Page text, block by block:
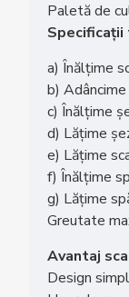
Paletă de
Specificații
a) Înălțime
b)
c) Înălțime
d) Lățime
e) Lățime
f) Înălțime
g) Lățime
Greutate
Avantaj
Design